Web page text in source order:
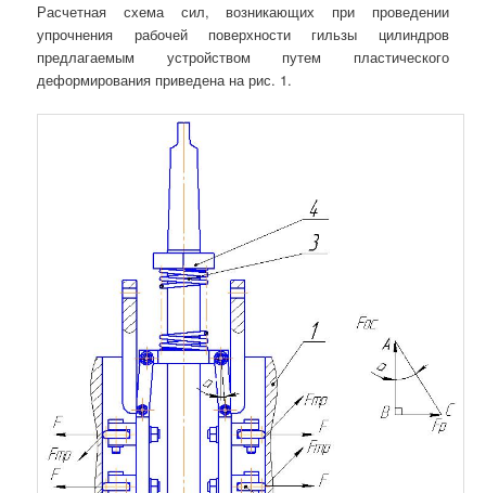
Расчетная схема сил, возникающих при проведении
упрочнения рабочей поверхности гильзы цилиндров
предлагаемым устройством путем пластического
деформирования приведена на рис. 1.